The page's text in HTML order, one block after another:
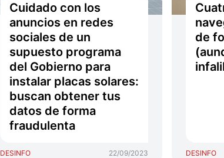
Cuidado con los
anuncios en redes
sociales de un
supuesto programa
del Gobierno para
instalar placas solares:
buscan obtener tus
datos de forma
fraudulenta
DESINFO 22/09/2023
de
DESINFO